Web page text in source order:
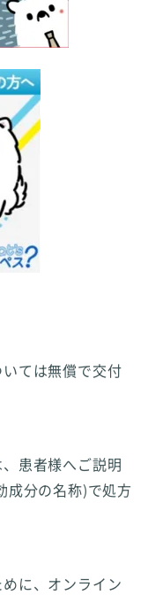
ては無償で交付
患者様へご説明
成分の名称)で処方
に、オンライン